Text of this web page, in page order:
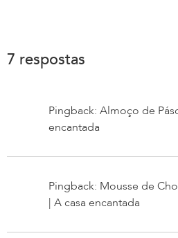
7 respostas
Pingback: Almoço de
encantada
Pingback: Mousse de
| A casa encantada